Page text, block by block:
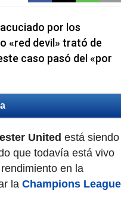
por los
«red devil» trató de
caso pasó del «por
United está siendo
que todavía está vivo
en la
la Champions League